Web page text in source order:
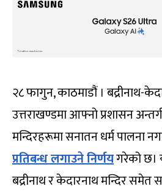
२८ फागुन, काठमाडौं । बद्रीनाथ-
उत्तराखण्डमा आफ्नो प्रशासन
मन्दिरहरूमा सनातन धर्म पालना
प्रतिबन्ध लगाउने निर्णयगरेको छ।
बद्रीनाथ र केदारनाथ मन्दिर समेत